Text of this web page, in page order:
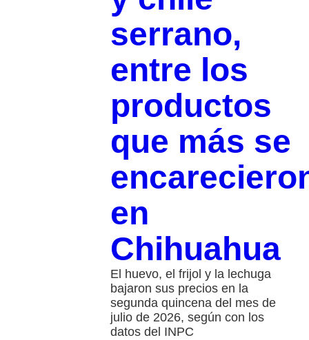
serrano,
entre los
productos
que más se
en
Chihuahua
El huevo, el frijol y la lechuga
bajaron sus precios en la
segunda quincena del mes de
julio de 2026, según con los
datos del INPC